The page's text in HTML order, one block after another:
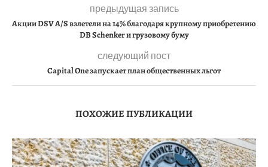
предыдущая запись
Акции DSV A/S взлетели на 14% благодаря крупному приобретению
DB Schenker и грузовому буму
следующий пост
Capital One запускает план общественных льгот
ПОХОЖИЕ ПУБЛИКАЦИИ